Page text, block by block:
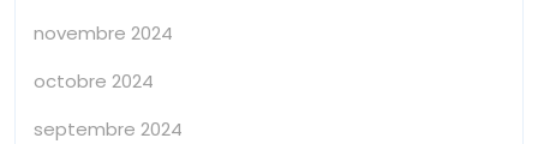
novembre 2024
octobre 2024
septembre 2024